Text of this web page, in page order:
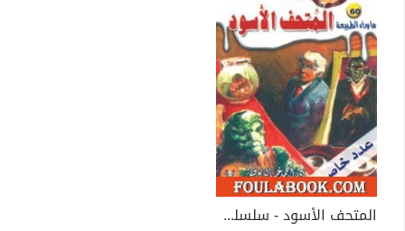
المتحف الأسود - سلسلة ما وراء الطبيعة